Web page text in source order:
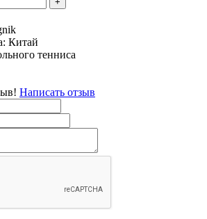
Китай
тенниса
Написать отзыв